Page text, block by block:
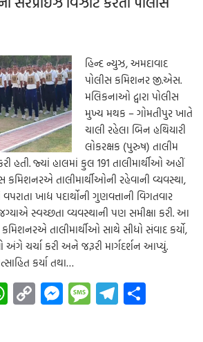
p
હિન્દ ન્યુઝ, અમદાવાદ
પોલીસ કમિશનર જી.એસ.
મલિકનાઓ દ્વારા પોલીસ
મુખ્ય મથક – ગોમતીપુર ખાતે
ચાલી રહેલા બિન હથિયારી
લોકરક્ષક (પુરુષ) તાલીમ
હતી. જ્યાં હાલમાં કુલ 191 તાલીમાર્થીઓ અહીં
કમિશનરએ તાલીમાર્થીઓની રહેવાની વ્યવસ્થા,
ખાદ્ય પદાર્થોની ગુણવત્તાની વિગતવાર
સ્વચ્છતા વ્યવસ્થાની પણ સમીક્ષા કરી. આ
તાલીમાર્થીઓ સાથે સીધો સંવાદ કર્યો,
અંગે ચર્ચા કરી અને જરૂરી માર્ગદર્શન આપ્યું.
કર્યા તથા…
W
h
C
o
M
es
M
es
Te
le